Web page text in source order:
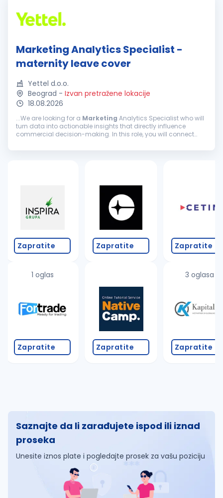
Marketing Analytics Specialist -
maternity leave cover
Yettel d.o.o.
Beograd - Izvan pretražene lokacije
18.08.2026
...We are looking for a Marketing Analytics Specialist who will
turn data into actionable insights that directly influence
commercial decision-making. In this role, you will connect
business...
Zapratite
1 oglas
Zapratite
Zapratite
Zapratite
Zapratite
3 oglasa
Zapratite
Saznajte da li zarađujete ispod ili iznad
proseka
Unesite iznos plate i pogledajte prosek za vašu poziciju